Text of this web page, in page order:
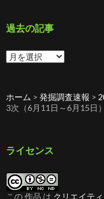
ー
過去の記事
過
去
事
ホーム > 発掘調査速報 >
3次（6月11日～6月15日）
ライセンス
この 作品 は クリエイテ